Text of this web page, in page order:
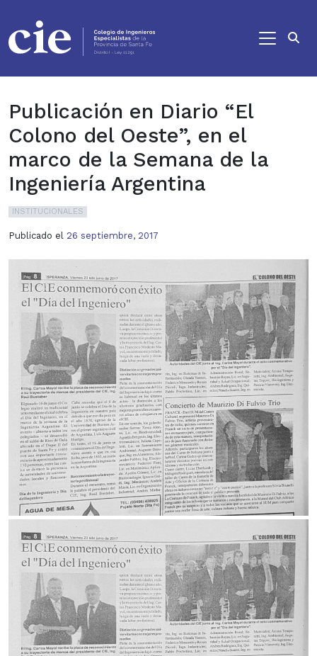
Publicación en Diario “El
Colono del Oeste”, en el
marco de la Semana de la
Ingeniería Argentina
INSTITUCIONALES
Publicado el 26 septiembre, 2017